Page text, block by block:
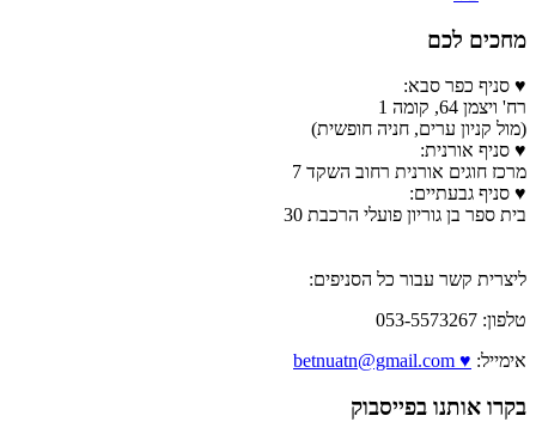
מחכים לכם
♥ סניף כפר סבא:
רח' ויצמן 64, קומה 1
(מול קניון ערים, חניה חופשית)
♥ סניף אורנית:
מרכז חוגים אורנית רחוב השקד 7
♥ סניף גבעתיים:
בית ספר בן גוריון פועלי הרכבת 30
ליצרית קשר עבור כל הסניפים:
טלפון: 053-5573267
אימייל: ♥ betnuatn@gmail.com
בקרו אותנו בפייסבוק